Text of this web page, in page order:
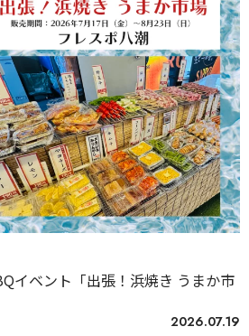
イベント「出張！浜焼き うまか市
2026.07.19